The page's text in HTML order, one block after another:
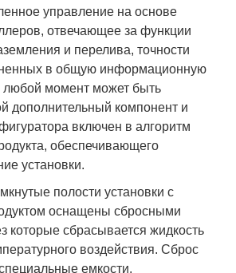
управление на основе
отвечающее за функции
и перелива, точности
в общую информационную
любой момент может быть
дополнительный компонент и
включен в алгоритм
обеспечивающего
установки.
полости установки с
оснащены сбросными
которые сбрасывается жидкость
воздействия. Сброс
емкости.